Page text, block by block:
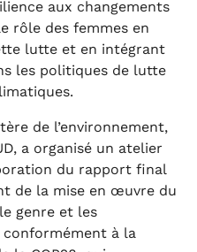
aux changements
rôle des femmes en
lutte et en intégrant
les politiques de lutte
de l’environnement,
a organisé un atelier
du rapport final
de la mise en œuvre du
genre et les
à la